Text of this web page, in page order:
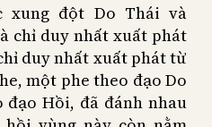
xung đột Do Thái và
chỉ duy nhất xuất phát
duy nhất xuất phát từ
một phe theo đạo Do
Hồi, đã đánh nhau